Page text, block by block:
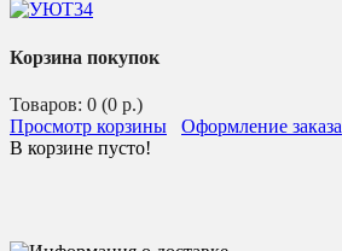
Корзина покупок
Товаров: 0 (0 р.)
Просмотр корзины
Оформление заказа
В корзине пусто!